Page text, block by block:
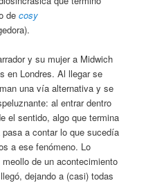
decosy
y su mujer a Midwich
en Londres. Al llegar se
una vía alternativa y se
al entrar dentro
el sentido, algo que termina
a contar lo que sucedía
a ese fenómeno. Lo
de un acontecimiento
dejando a (casi) todas